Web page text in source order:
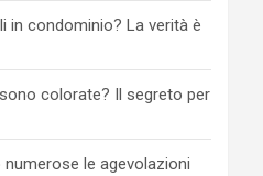
in condominio? La verità è
colorate? Il segreto per
le agevolazioni